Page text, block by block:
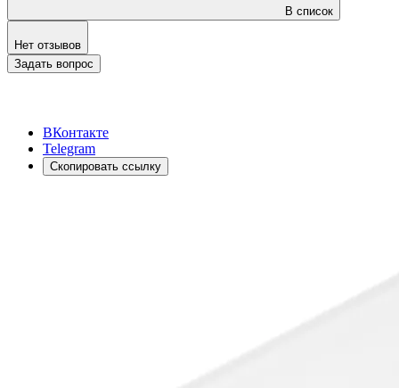
В список
Нет отзывов
Задать вопрос
ВКонтакте
Telegram
Скопировать ссылку